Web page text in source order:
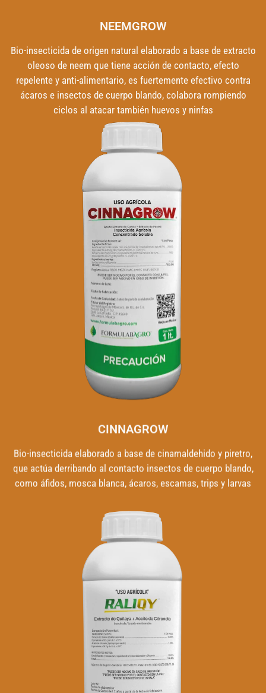
NEEMGROW
Bio-insecticida de origen natural elaborado a base de extracto
oleoso de neem que tiene acción de contacto, efecto
repelente y anti-alimentario, es fuertemente efectivo contra
ácaros e insectos de cuerpo blando, colabora rompiendo
ciclos al atacar también huevos y ninfas
CINNAGROW
Bio-insecticida elaborado a base de cinamaldehido y piretro,
que actúa derribando al contacto insectos de cuerpo blando,
como áfidos, mosca blanca, ácaros, escamas, trips y larvas